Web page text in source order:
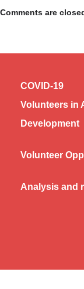
Comments are
COVID-19
Volunteers in
Development
Volunteer
Analysis and